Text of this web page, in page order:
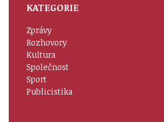
KATEGORIE
Zprávy
Rozhovory
Kultura
Společnost
Sport
Publicistika